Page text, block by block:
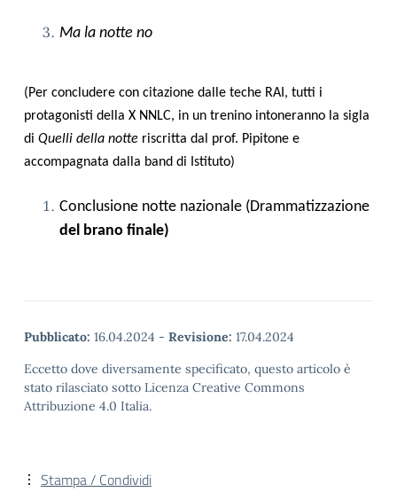
Ma la notte no
(Per concludere con citazione dalle teche RAI, tutti i
protagonisti della X NNLC, in un trenino intoneranno la sigla
di Quelli della notte riscritta dal prof. Pipitone e
accompagnata dalla band di Istituto)
Conclusione notte nazionale (Drammatizzazione
del brano finale)
Pubblicato: 16.04.2024 - Revisione: 17.04.2024
Eccetto dove diversamente specificato, questo articolo è
stato rilasciato sotto Licenza Creative Commons
Attribuzione 4.0 Italia.
Stampa / Condividi